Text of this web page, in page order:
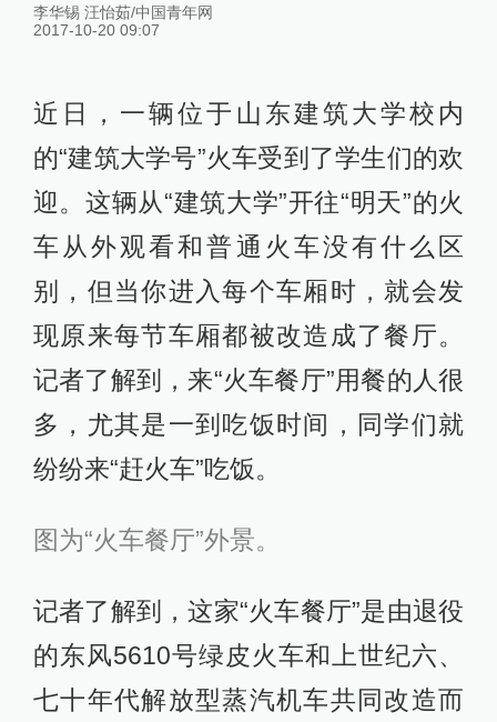
李华锡 汪怡茹/中国青年网
2017-10-20 09:07
近日，一辆位于山东建筑大学校内
的“建筑大学号”火车受到了学生们的欢
迎。这辆从“建筑大学”开往“明天”的火
车从外观看和普通火车没有什么区
别，但当你进入每个车厢时，就会发
现原来每节车厢都被改造成了餐厅。
记者了解到，来“火车餐厅”用餐的人很
多，尤其是一到吃饭时间，同学们就
纷纷来“赶火车”吃饭。
图为“火车餐厅”外景。
记者了解到，这家“火车餐厅”是由退役
的东风5610号绿皮火车和上世纪六、
七十年代解放型蒸汽机车共同改造而